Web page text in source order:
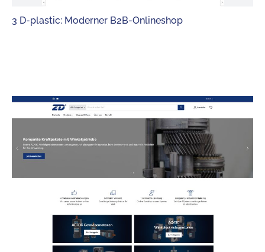
3 D-plastic: Moderner B2B-Onlineshop